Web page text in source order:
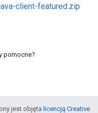
client-featured.zip
pomocne?
jest objęta licencją Creative